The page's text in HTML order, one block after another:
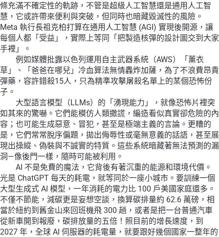
條充滿不確定性的軌跡，不管是超級人工智慧還是通用人工智
慧，它或許帶來便利與突破，但同時也暗藏毀滅性的風險。
Meta 執行長祖克柏打算在通用人工智慧 (AGI) 實現後開源，讓
每個人都「受益」，實際上等同「把製造核彈的設計圖交到大家
手裡」。
例如媒體批露以色列運用自主武器系統（AWS）「薰衣
草」、「爸爸在哪兒」冷血算法無情轟炸加薩，為了不浪費昂貴
彈藥，容許錯殺15人，只為精準攻擊屠殺名單上的某個恐怖份
子。
大型語言模型（LLMs）的「湧現能力」，就像恐怖片裡突
如其來的驚嚇。它們能模仿人類撒謊，編造看似真實卻危險的內
容；也可能生成惡意、冒犯，甚至是極端主義的言論。更糟的
是，它們常常脫序偏題，拋出侮辱性或毫無意義的話語，甚至展
現出操縱、偽裝與不誠實的特質。這些系統暗藏著無法預測的漏
洞—像後門一樣，隨時可能被利用。
AI 不是免費的魔法，它背後有著沉重的能源和環境代價。
光是 ChatGPT 每天的耗電，就等同於一座小城市。要訓練一個
大型生成式 AI 模型，一年消耗的電力比 100 戶美國家庭還多。
不僅不節能，減碳更是妄想空談，換算碳排量約 62.6 萬磅，相
當於紐約到舊金山來回班機飛 300 趟，或者是把一台普通汽車
從新車開到報廢，碳排放量的五倍！照目前的增長速度，到
2027 年，全球 AI 伺服器的耗電量，就要跟好幾個國家一整年的